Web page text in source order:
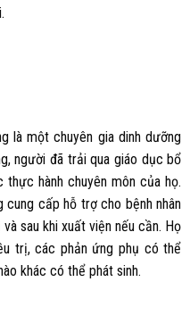
là một chuyên gia dinh dưỡng
người đã trải qua giáo dục bổ
hành chuyên môn của họ.
cung cấp hỗ trợ cho bệnh nhân
sau khi xuất viện nếu cần. Họ
trị, các phản ứng phụ có thể
khác có thể phát sinh.